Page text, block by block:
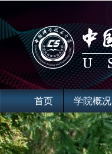
首页 学院概况